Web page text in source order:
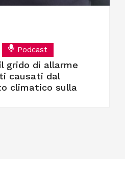
Podcast
grido di allarme
causati dal
climatico sulla